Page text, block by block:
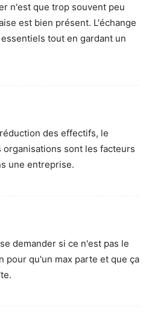
n'est que trop souvent peu
est bien présent. L'échange
tout en gardant un
des effectifs, le
sont les facteurs
une entreprise.
demander si ce n'est pas le
pour qu'un max parte et que ça